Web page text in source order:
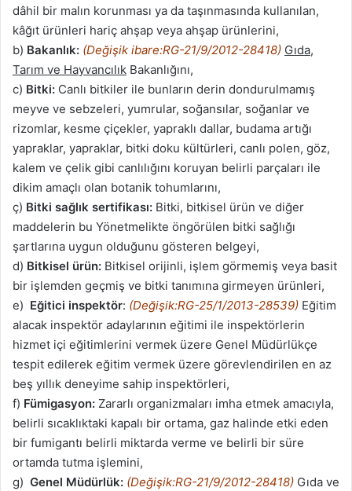
dâhil bir malın korunması ya da taşınmasında kullanılan,
kâğıt ürünleri hariç ahşap veya ahşap ürünlerini,
b) Bakanlık: (Değişik ibare:RG-21/9/2012-28418) Gıda,
Tarım ve Hayvancılık Bakanlığını,
c) Bitki: Canlı bitkiler ile bunların derin dondurulmamış
meyve ve sebzeleri, yumrular, soğansılar, soğanlar ve
rizomlar, kesme çiçekler, yapraklı dallar, budama artığı
yapraklar, yapraklar, bitki doku kültürleri, canlı polen, göz,
kalem ve çelik gibi canlılığını koruyan belirli parçaları ile
dikim amaçlı olan botanik tohumlarını,
ç) Bitki sağlık sertifikası: Bitki, bitkisel ürün ve diğer
maddelerin bu Yönetmelikte öngörülen bitki sağlığı
şartlarına uygun olduğunu gösteren belgeyi,
d) Bitkisel ürün: Bitkisel orijinli, işlem görmemiş veya basit
bir işlemden geçmiş ve bitki tanımına girmeyen ürünleri,
e) Eğitici inspektör: (Değişik:RG-25/1/2013-28539) Eğitim
alacak inspektör adaylarının eğitimi ile inspektörlerin
hizmet içi eğitimlerini vermek üzere Genel Müdürlükçe
tespit edilerek eğitim vermek üzere görevlendirilen en az
beş yıllık deneyime sahip inspektörleri,
f) Fümigasyon: Zararlı organizmaları imha etmek amacıyla,
belirli sıcaklıktaki kapalı bir ortama, gaz halinde etki eden
bir fumigantı belirli miktarda verme ve belirli bir süre
ortamda tutma işlemini,
g) Genel Müdürlük: (Değişik:RG-21/9/2012-28418) Gıda ve